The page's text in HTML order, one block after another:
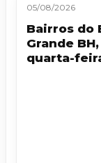
05/08/2026
Bairros do
Grande
quarta-